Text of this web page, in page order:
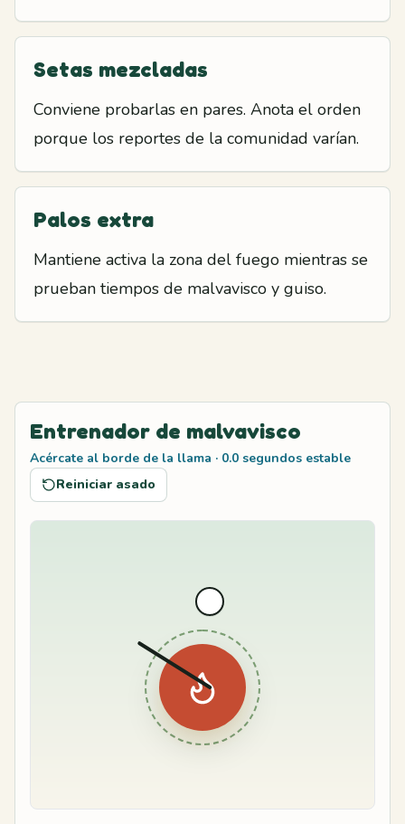
Setas mezcladas
Conviene probarlas en pares. Anota el orden
porque los reportes de la comunidad varían.
Palos extra
Mantiene activa la zona del fuego mientras se
prueban tiempos de malvavisco y guiso.
Entrenador de malvavisco
Acércate al borde de la llama · 0.0 segundos estable
Reiniciar asado